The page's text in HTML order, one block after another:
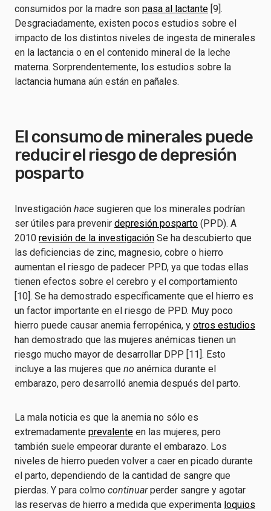
consumidos por la madre son pasa al lactante [9].
Desgraciadamente, existen pocos estudios sobre el
impacto de los distintos niveles de ingesta de minerales
en la lactancia o en el contenido mineral de la leche
materna. Sorprendentemente, los estudios sobre la
lactancia humana aún están en pañales.
El consumo de minerales puede
reducir el riesgo de depresión
posparto
Investigación hace sugieren que los minerales podrían
ser útiles para prevenir depresión posparto (PPD). A
2010 revisión de la investigación Se ha descubierto que
las deficiencias de zinc, magnesio, cobre o hierro
aumentan el riesgo de padecer PPD, ya que todas ellas
tienen efectos sobre el cerebro y el comportamiento
[10]. Se ha demostrado específicamente que el hierro es
un factor importante en el riesgo de PPD. Muy poco
hierro puede causar anemia ferropénica, y otros estudios
han demostrado que las mujeres anémicas tienen un
riesgo mucho mayor de desarrollar DPP [11]. Esto
incluye a las mujeres que no anémica durante el
embarazo, pero desarrolló anemia después del parto.
La mala noticia es que la anemia no sólo es
extremadamente prevalente en las mujeres, pero
también suele empeorar durante el embarazo. Los
niveles de hierro pueden volver a caer en picado durante
el parto, dependiendo de la cantidad de sangre que
pierdas. Y para colmo continuarperder sangre y agotar
las reservas de hierro a medida que experimenta loquios